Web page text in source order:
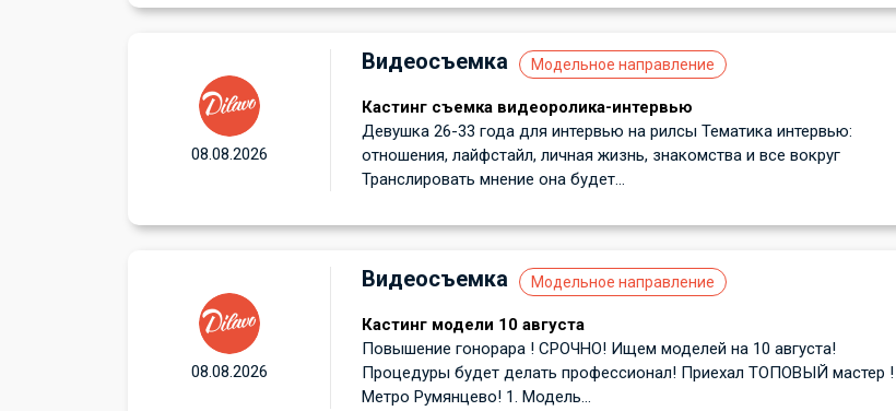
Видеосъемка Модельное направление
Кастинг съемка видеоролика-интервью
Девушка 26-33 года для интервью на рилсы Тематика интервью:
отношения, лайфстайл, личная жизнь, знакомства и все вокруг
Транслировать мнение она будет...
08.08.2026
Видеосъемка Модельное направление
Кастинг модели 10 августа
Повышение гонорара ! СРОЧНО! Ищем моделей на 10 августа!
Процедуры будет делать профессионал! Приехал ТОПОВЫЙ мастер !
Метро Румянцево! 1. Модель...
08.08.2026